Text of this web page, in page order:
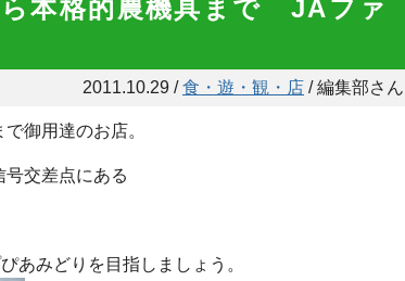
本格的農機具まで JAファ
2011.10.29 /食・遊・観・店 / 編集部さん
御用達のお店。
交差点にある
あみどりを目指しましょう。